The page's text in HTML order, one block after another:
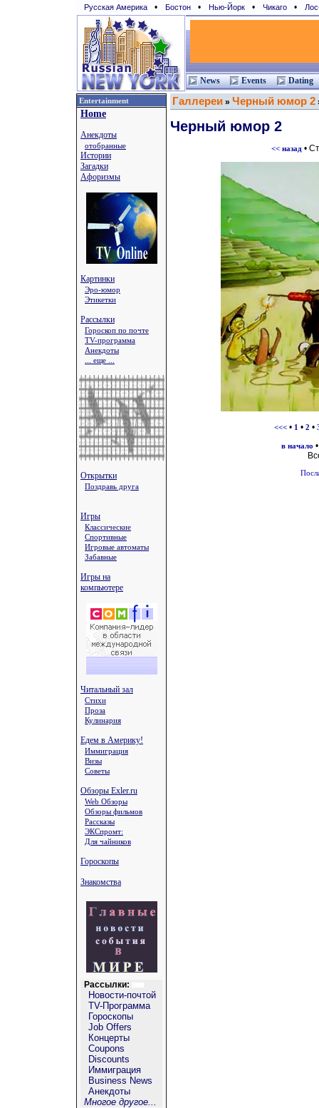
Русская Америка • Бостон • Нью-Йорк • Чикаго •
News Events Dating
Entertainment
Home
Анекдоты
отобранные
Истории
Загадки
Афоризмы
Картинки
Эро-юмор
Этикетки
Рассылки
Гороскоп по почте
TV-программа
Анекдоты
... еще ...
Открытки
Поздравь друга
Игры
Классические
Спортивные
Игровые автоматы
Забавные
Игры на
компьютере
Читальный зал
Стихи
Проза
Кулинария
Едем в Америку!
Иммиграция
Визы
Советы
Обзоры Exler.ru
Web Обзоры
Обзоры фильмов
Рассказы
ЭКСпромт:
Для чайников
Гороскопы
Знакомства
Рассылки:
Новости-почтой
TV-Программа
Гороскопы
Job Offers
Концерты
Coupons
Discounts
Иммиграция
Business News
Анекдоты
Многое другое...
Галлереи » Черный юмор 2
Черный юмор 2
<< назад •
<<< • 1 • 2 •
в начало